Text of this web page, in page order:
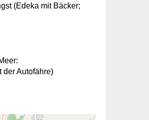
(Edeka mit Bäcker;
der Autofähre)